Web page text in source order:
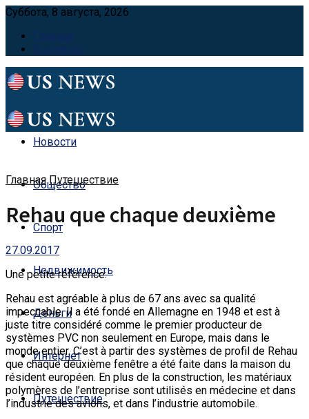
Суббота, 8 августа, 2026
Главная
Контакты
Новости
Общество
Спорт
Недвижимость
Деньги
Интернет
Путешествие
Главная Путешествие
Rehau que chaque deuxième
27.09.2017
Une petite référence:
Rehau est agréable à plus de 67 ans avec sa qualité
impeccable.Il a été fondé en Allemagne en 1948 et est à
juste titre considéré comme le premier producteur de
systèmes PVC non seulement en Europe, mais dans le
monde entier. C’est à partir des systèmes de profil de Rehau
que chaque deuxième fenêtre a été faite dans la maison du
résident européen. En plus de la construction, les matériaux
polymères de l’entreprise sont utilisés en médecine et dans
l’industrie des avions, et dans l’industrie automobile.